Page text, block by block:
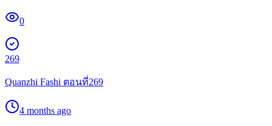
0
269
Quanzhi Fashi ตอนที่269
4 months ago